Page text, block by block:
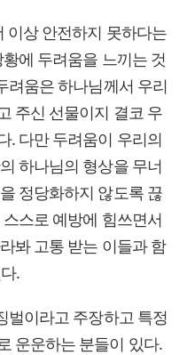
이상 안전하지 못하다는
에 두려움을 느끼는 것
려움은 하나님께서 우리
주신 선물이지 결코 우
. 다만 두려움이 우리의
하나님의 형상을 무너
정당화하지 않도록 끊
스로 예방에 힘쓰면서
봐 고통 받는 이들과 함
.
벌이라고 주장하고 특정
운운하는 분들이 있다.